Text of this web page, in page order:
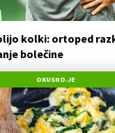
kolki: ortoped
bolečine
OKUSNO.JE